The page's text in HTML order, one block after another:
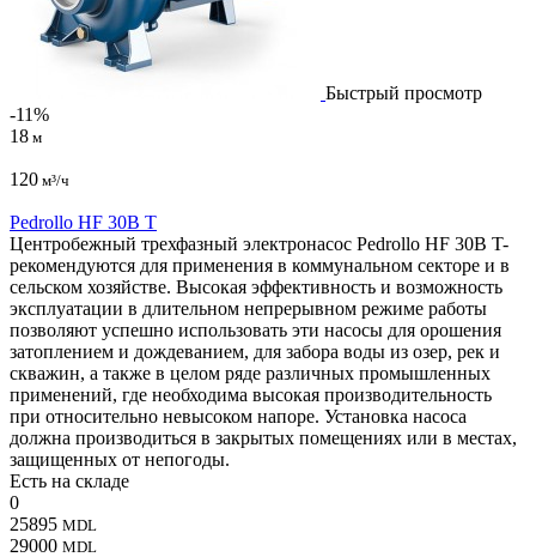
Быстрый просмотр
-11%
18 м
120 м³/ч
Pedrollo HF 30B T
Центробежный трехфазный электронасос Pedrollo HF 30B T-
рекомендуются для применения в коммунальном секторе и в
сельском хозяйстве. Высокая эффективность и возможность
эксплуатации в длительном непрерывном режиме работы
позволяют успешно использовать эти насосы для орошения
затоплением и дождеванием, для забора воды из озер, рек и
скважин, а также в целом ряде различных промышленных
применений, где необходима высокая производительность
при относительно невысоком напоре. Установка насоса
должна производиться в закрытых помещениях или в местах,
защищенных от непогоды.
Есть на складе
0
25895 MDL
29000 MDL